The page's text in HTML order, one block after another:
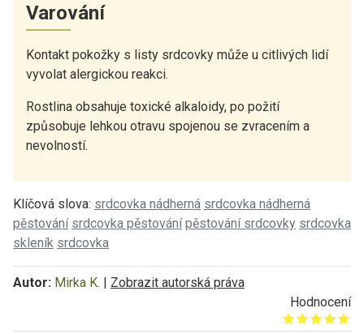
Varování
Kontakt pokožky s listy srdcovky může u citlivých lidí
vyvolat alergickou reakci.
Rostlina obsahuje toxické alkaloidy, po požití
způsobuje lehkou otravu spojenou se zvracením a
nevolností.
Klíčová slova: srdcovka nádherná srdcovka nádherná
pěstování srdcovka pěstování pěstování srdcovky srdcovka
skleník srdcovka
Autor: Mirka K. | Zobrazit autorská práva
Hodnocení
Give it 1/5
Give it 2/5
Give it 3/5
Give it 4/5
Give it 5/5